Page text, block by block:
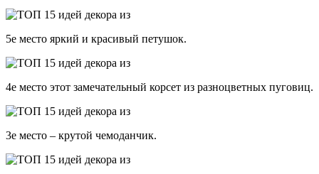
5е место яркий и красивый петушок.
4е место этот замечательный корсет из разноцветных пуговиц.
3е место – крутой чемоданчик.